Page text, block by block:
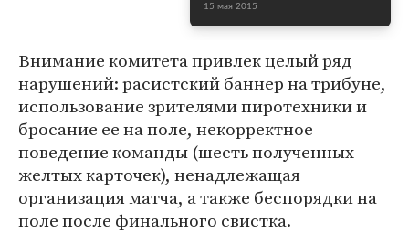
15 мая 2015
Внимание комитета привлек целый ряд
нарушений: расистский баннер на трибуне,
использование зрителями пиротехники и
бросание ее на поле, некорректное
поведение команды (шесть полученных
желтых карточек), ненадлежащая
организация матча, а также беспорядки на
поле после финального свистка.